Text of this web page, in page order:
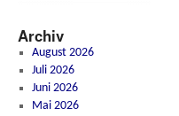
Archiv
August 2026
Juli 2026
Juni 2026
Mai 2026